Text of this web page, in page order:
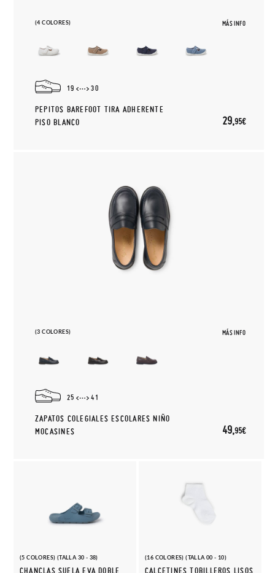
(4 COLORES) MÁS INFO
19 30
PEPITOS BAREFOOT TIRA ADHERENTE
PISO BLANCO
29,95€
(3 COLORES) MÁS INFO
25 41
ZAPATOS COLEGIALES ESCOLARES NIÑO
MOCASINES
49,95€
(5 COLORES) (TALLA 30 - 38)
CHANCLAS SUELA EVA DOBLE
(16 COLORES) (TALLA 00 - 10)
CALCETINES TOBILLEROS LISOS